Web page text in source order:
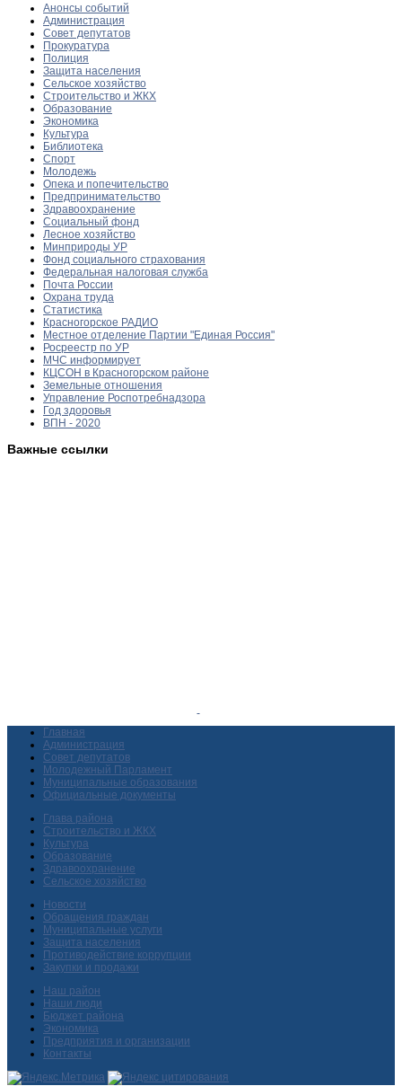
Анонсы событий
Администрация
Совет депутатов
Прокуратура
Полиция
Защита населения
Сельское хозяйство
Строительство и ЖКХ
Образование
Экономика
Культура
Библиотека
Спорт
Молодежь
Опека и попечительство
Предпринимательство
Здравоохранение
Социальный фонд
Лесное хозяйство
Минприроды УР
Фонд социального страхования
Федеральная налоговая служба
Почта России
Охрана труда
Статистика
Красногорское РАДИО
Местное отделение Партии "Единая Россия"
Росреестр по УР
МЧС информирует
КЦСОН в Красногорском районе
Земельные отношения
Управление Роспотребнадзора
Год здоровья
ВПН - 2020
Важные ссылки
Главная
Администрация
Совет депутатов
Молодежный Парламент
Муниципальные образования
Официальные документы
Глава района
Строительство и ЖКХ
Культура
Образование
Здравоохранение
Сельское хозяйство
Новости
Обращения граждан
Муниципальные услуги
Защита населения
Противодействие коррупции
Закупки и продажи
Наш район
Наши люди
Бюджет района
Экономика
Предприятия и организации
Контакты